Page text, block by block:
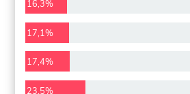
16,3%
17,1%
17,4%
23,5%